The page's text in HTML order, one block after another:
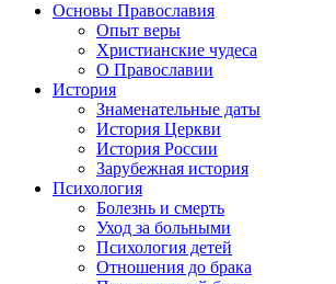
Основы Православия
Опыт веры
Христианские чудеса
О Православии
История
Знаменательные даты
История Церкви
История России
Зарубежная история
Психология
Болезнь и смерть
Уход за больными
Психология детей
Отношения до брака